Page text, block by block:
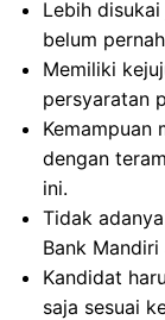
Lebih
belum
Memiliki
persyaratan
Kemampuan
dengan
ini.
Tidak
Bank
Kandidat
saja sesuai